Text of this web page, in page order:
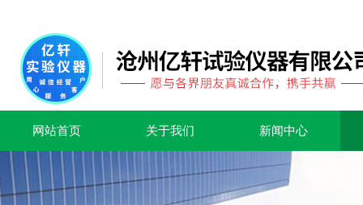
网站首页 关于我们 新闻中心